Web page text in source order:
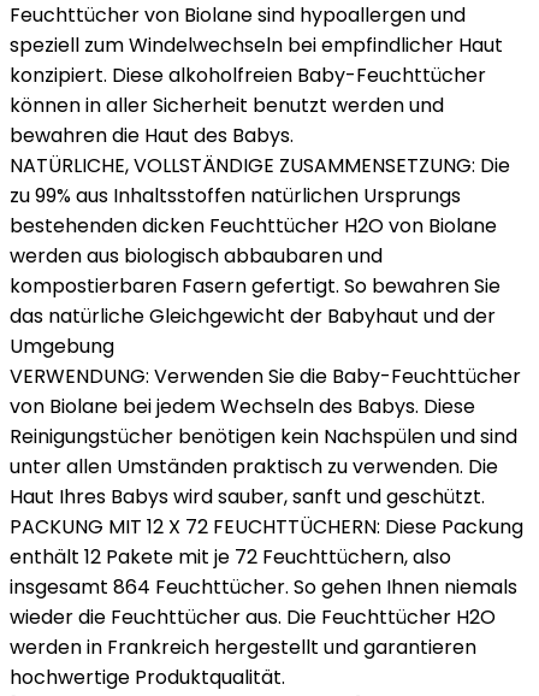
Feuchttücher von Biolane sind hypoallergen und
speziell zum Windelwechseln bei empfindlicher Haut
konzipiert. Diese alkoholfreien Baby-Feuchttücher
können in aller Sicherheit benutzt werden und
bewahren die Haut des Babys.
NATÜRLICHE, VOLLSTÄNDIGE ZUSAMMENSETZUNG: Die
zu 99% aus Inhaltsstoffen natürlichen Ursprungs
bestehenden dicken Feuchttücher H2O von Biolane
werden aus biologisch abbaubaren und
kompostierbaren Fasern gefertigt. So bewahren Sie
das natürliche Gleichgewicht der Babyhaut und der
Umgebung
VERWENDUNG: Verwenden Sie die Baby-Feuchttücher
von Biolane bei jedem Wechseln des Babys. Diese
Reinigungstücher benötigen kein Nachspülen und sind
unter allen Umständen praktisch zu verwenden. Die
Haut Ihres Babys wird sauber, sanft und geschützt.
PACKUNG MIT 12 X 72 FEUCHTTÜCHERN: Diese Packung
enthält 12 Pakete mit je 72 Feuchttüchern, also
insgesamt 864 Feuchttücher. So gehen Ihnen niemals
wieder die Feuchttücher aus. Die Feuchttücher H2O
werden in Frankreich hergestellt und garantieren
hochwertige Produktqualität.